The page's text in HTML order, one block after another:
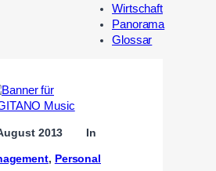
Wirtschaft
Panorama
Glossar
2013 In
, Personal